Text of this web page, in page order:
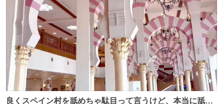
数
良くスペイン村を舐めちゃ駄目って言うけど、本当に舐め